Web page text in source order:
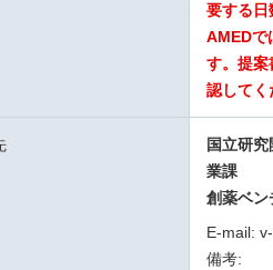
要する日
AMEDで
す。提案
認してく
国立研
業課
創薬ベン
E-mail:
備考: